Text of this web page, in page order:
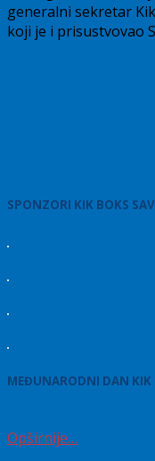
generalni sekretar
koji je i prisustvovao
SPONZORI KIK BOKS
MEĐUNARODNI DAN KIK
Opširnije…